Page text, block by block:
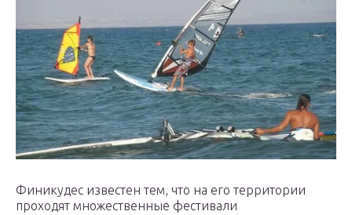
Финикудес известен тем, что на его территории
проходят множественные фестивали